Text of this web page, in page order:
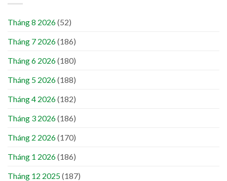
Tháng 8 2026(52)
Tháng 7 2026(186)
Tháng 6 2026(180)
Tháng 5 2026(188)
Tháng 4 2026(182)
Tháng 3 2026(186)
Tháng 2 2026(170)
Tháng 1 2026(186)
Tháng 12 2025(187)